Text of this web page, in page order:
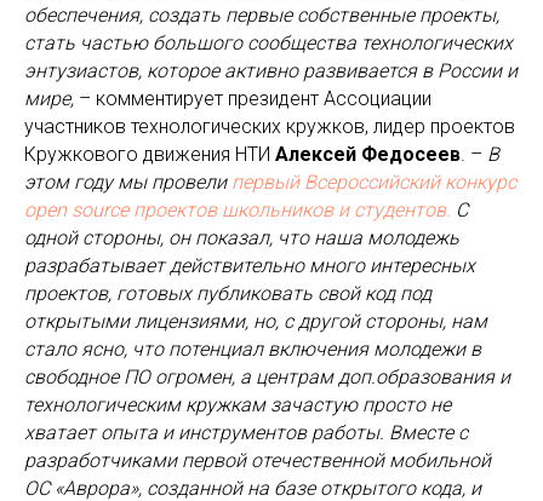
обеспечения, создать первые собственные проекты,
стать частью большого сообщества технологических
энтузиастов, которое активно развивается в России и
мире, – комментирует президент Ассоциации
участников технологических кружков, лидер проектов
Кружкового движения НТИ Алексей Федосеев . – В
этом году мы провели первый Всероссийский конкурс
open source проектов школьников и студентов. С
одной стороны, он показал, что наша молодежь
разрабатывает действительно много интересных
проектов, готовых публиковать свой код под
открытыми лицензиями, но, с другой стороны, нам
стало ясно, что потенциал включения молодежи в
свободное ПО огромен, а центрам доп.образования и
технологическим кружкам зачастую просто не
хватает опыта и инструментов работы. Вместе с
разработчиками первой отечественной мобильной
ОС «Аврора», созданной на базе открытого кода, и